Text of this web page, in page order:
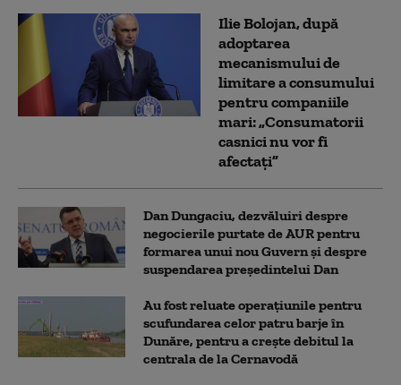
Ilie Bolojan, după
adoptarea
mecanismului de
limitare a consumului
pentru companiile
mari: „Consumatorii
casnici nu vor fi
afectați”
Dan Dungaciu, dezvăluiri despre
negocierile purtate de AUR pentru
formarea unui nou Guvern și despre
suspendarea președintelui Dan
Au fost reluate operațiunile pentru
scufundarea celor patru barje în
Dunăre, pentru a crește debitul la
centrala de la Cernavodă